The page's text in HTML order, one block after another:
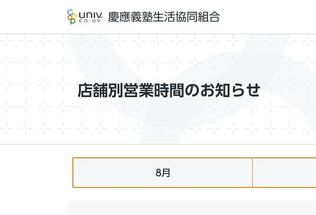
慶應義塾生活協同組合
店舗別営業時間のお知らせ
8月